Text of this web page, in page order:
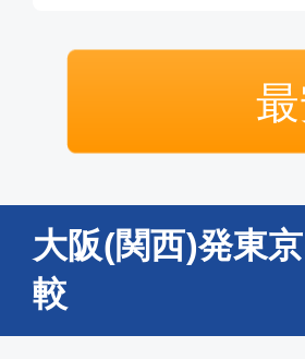
エ
大
普通
大阪(関西)発東
較